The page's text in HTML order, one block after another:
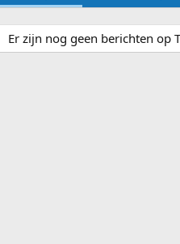
Er zijn nog geen berichten op